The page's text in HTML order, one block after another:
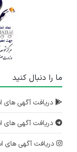
ما را دنبال کنید
دریافت آگهی های
دریافت آگهی های
دریافت آگهی های